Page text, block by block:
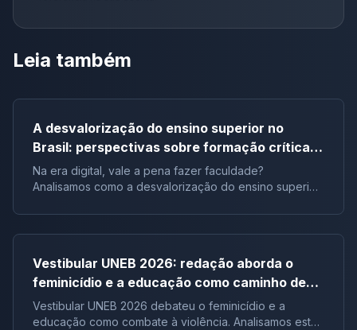
Leia também
A desvalorização do ensino superior no
Brasil: perspectivas sobre formação crítica e
influência digital |Tema de redação
Na era digital, vale a pena fazer faculdade?
Analisamos como a desvalorização do ensino superior
Brasil.
Vestibular UNEB 2026: redação aborda o
feminicídio e a educação como caminho de
combate à violência
Vestibular UNEB 2026 debateu o feminicídio e a
educação como combate à violência. Analisamos este